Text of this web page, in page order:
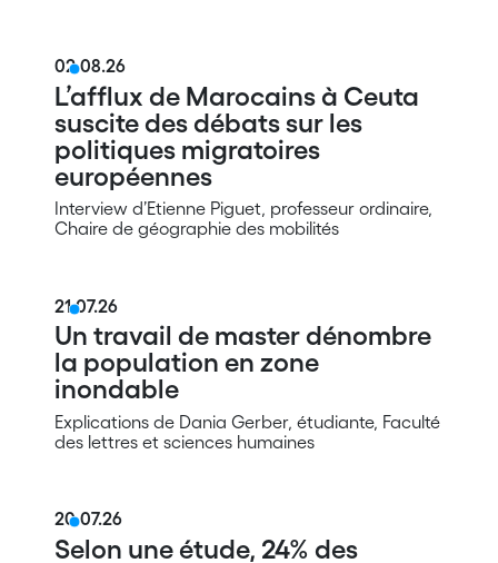
02.08.26
L’afflux de Marocains à Ceuta
suscite des débats sur les
politiques migratoires
européennes
Interview d’Etienne Piguet, professeur ordinaire,
Chaire de géographie des mobilités
21.07.26
Un travail de master dénombre
la population en zone
inondable
Explications de Dania Gerber, étudiante, Faculté
des lettres et sciences humaines
20.07.26
Selon une étude, 24% des